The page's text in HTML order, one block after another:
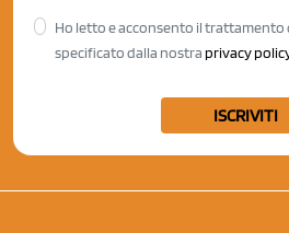
Ho letto e acconsento il trattamento
specificato dalla nostra privacy
ISCRIVITI